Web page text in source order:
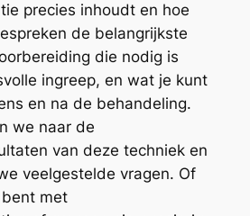
precies inhoudt en hoe
de belangrijkste
die nodig is
ingreep, en wat je kunt
en na de behandeling.
we naar de
van deze techniek en
veelgestelde vragen. Of
met